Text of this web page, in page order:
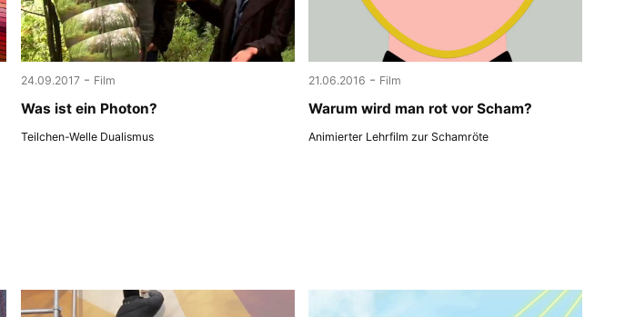
24.09.2017 - Film
Was ist ein Photon?
Teilchen-Welle Dualismus
21.06.2016 - Film
Warum wird man rot vor Scham?
Animierter Lehrfilm zur Schamröte